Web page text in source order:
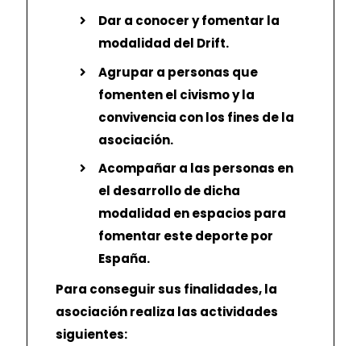
Dar a conocer y fomentar la
modalidad del Drift.
Agrupar a personas que
fomenten el civismo y la
convivencia con los fines de la
asociación.
Acompañar a las personas en
el desarrollo de dicha
modalidad en espacios para
fomentar este deporte por
España.
Para conseguir sus finalidades, la
asociación realiza las actividades
siguientes: